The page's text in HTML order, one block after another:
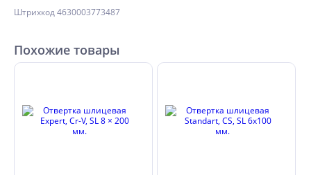
Штрихкод 4630003773487
Похожие товары